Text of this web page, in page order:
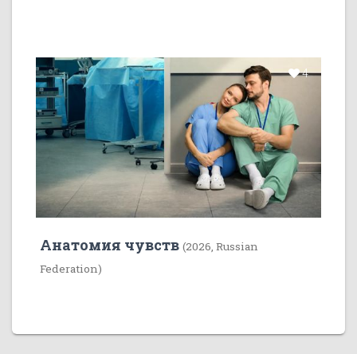
4
Анатомия чувств (2026, Russian
Federation)